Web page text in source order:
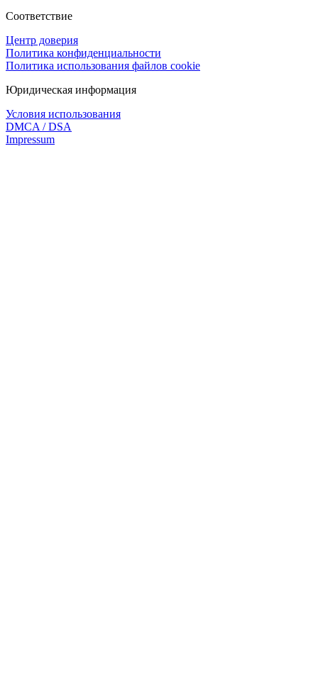
Соответствие
Центр доверия
Политика конфиденциальности
Политика использования файлов cookie
Юридическая информация
Условия использования
DMCA / DSA
Impressum